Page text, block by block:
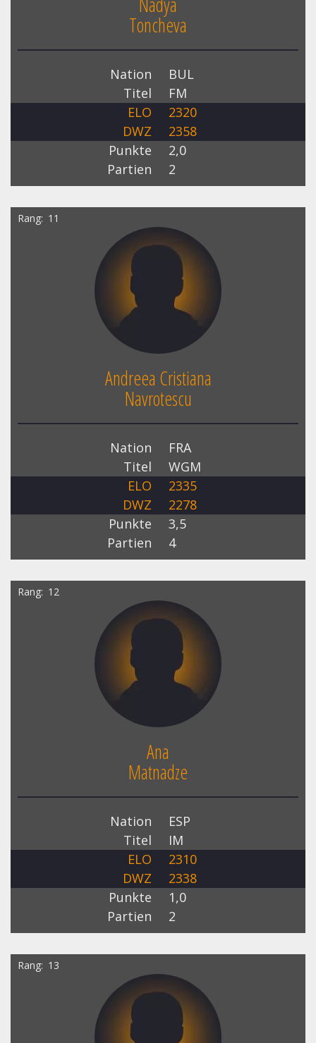
Toncheva
Nation
BUL
Titel
FM
ELO
2320
DWZ
2358
Punkte
2,0
Partien
2
Rang 11
Andreea Cristiana
Navrotescu
Nation
FRA
Titel
WGM
ELO
2335
DWZ
2278
Punkte
3,5
Partien
4
Rang 12
Ana
Matnadze
Nation
ESP
Titel
IM
ELO
2310
DWZ
2338
Punkte
1,0
Partien
2
Rang 13